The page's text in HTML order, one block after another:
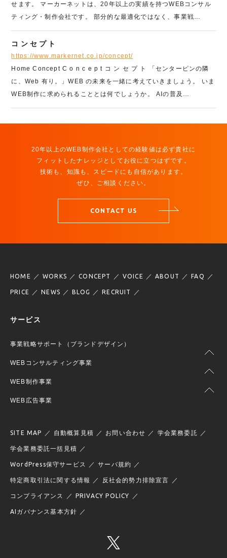
せます。 マーカーネットは、20年以上の実績を持つWEBコンサル
ティング・制作会社です。 部分的な最適化ではなく、事業戦…
コンセプト
https://www.markernet.co.jp/concept/
Home Concept C o n c e p t コ ン セ プ ト 「センターピンの隣
に、Web 有り。」WEB の未来を一緒に考えていきましょう。 いま
WEB制作に求められることとは何でしょうか。 AIの普及…
20年以上のWEB制作会社としての経験値は必ず貴社に
フィットしたナレッジとしてお役に立つはずです。
技術も、知識も、スピードにも自信があります。
ぜひ、ご相談ください。
CONTACT US
HOME WORKS CONCEPT VOICE ABOUT FAQ
PRICE NEWS BLOG RECRUIT
サービス
事業戦略サポート（ブランドデザイン）
WEBコンサルティング事業
WEB制作事業
WEB広告事業
SITE MAP 自動概算見積 お問い合わせ 学会業務委託
学会業務委託一括見積
WordPress保守サービス サーバ規約
特定商取引法に関する情報 反社会的勢力排除宣言
コンプライアンス PRIVACY POLICY
AIガバナンス基本方針